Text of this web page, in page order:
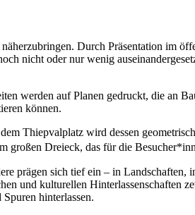
Durch Präsentation im
nicht oder nur wenig
werden auf Planen gedruckt, die an
können.
Thiepvalplatz wird dessen
großen Dreieck, das für die
prägen sich tief ein – in Landschaften,
und kulturellen Hinterlassenschaften
hinterlassen.